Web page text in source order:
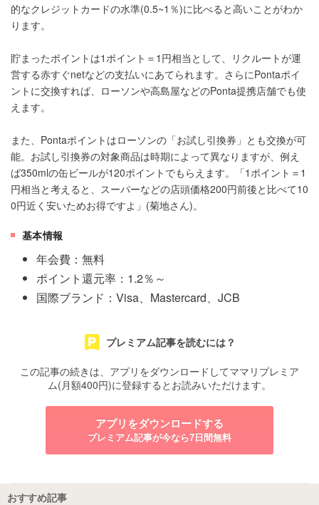
的なクレジットカードの水準(0.5~1％)に比べると高いことがわか
ります。
貯まったポイントは1ポイント＝1円相当として、リクルートが運
営する赤すぐnetなどの支払いにあてられます。さらにPontaポイ
ントに交換すれば、ローソンや高島屋などのPonta提携店舗でも使
えます。
また、Pontaポイントはローソンの「お試し引換券」とも交換が可
能。お試し引換券の対象商品は時期によって異なりますが、例え
ば350mlの缶ビールが120ポイントでもらえます。「1ポイント＝1
円相当と考えると、スーパーなどの店頭価格200円前後と比べて10
0円近く安いためお得ですよ」(菊地さん)。
基本情報
年会費：無料
ポイント還元率：1.2％～
国際ブランド：Visa、Mastercard、JCB
プレミアム記事を読むには？
この記事の続きは、アプリをダウンロードしてママリプレミア
ム(月額400円)に登録するとお読みいただけます。
アプリをダウンロードする
プレミアム記事が今なら7日間無料
おすすめ記事